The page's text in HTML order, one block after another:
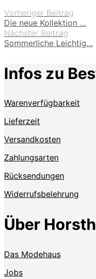
Vorheriger Beitrag
Die neue Kollektion …
Nächster Beitrag
Sommerliche Leichtig…
Infos zu
Warenverfügbarkeit
Lieferzeit
Versandkosten
Zahlungsarten
Rücksendungen
Widerrufsbelehrung
Über
Das Modehaus
Jobs